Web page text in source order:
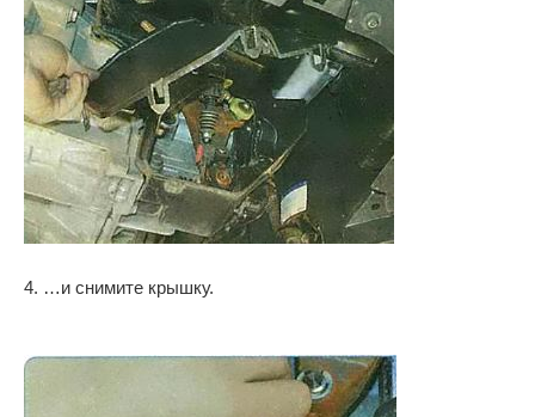
4. …и снимите крышку.